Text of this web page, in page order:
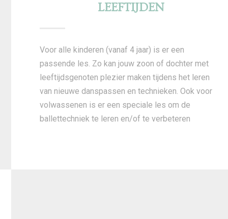
LEEFTIJDEN
Voor alle kinderen (vanaf 4 jaar) is er een
passende les. Zo kan jouw zoon of dochter met
leeftijdsgenoten plezier maken tijdens het leren
van nieuwe danspassen en technieken. Ook voor
volwassenen is er een speciale les om de
ballettechniek te leren en/of te verbeteren